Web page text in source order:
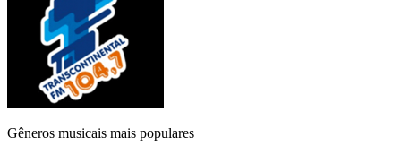
Gêneros musicais mais populares